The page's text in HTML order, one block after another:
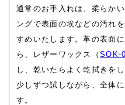
通常のお手入れは、柔らか
ングで表面の埃などの汚れ
すめいたします。革の表面
ら、レザーワックス（SOK-
し、乾いたらよく乾拭きを
少しずつ試しながら、全体
す。